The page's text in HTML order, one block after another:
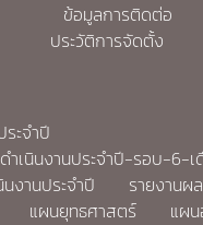
ข้อมูลการติดต่อ
ประวัติการจัดตั้ง
ะจำปี
ำเนินงานประจำปี-รอบ-6-เ
งานประจำปี
รายงานผ
แผนยุทธศาสตร์
แผ